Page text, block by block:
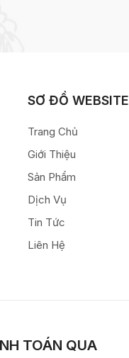
SƠ ĐỒ WEBSITE
Trang Chủ
Giới Thiệu
Sản Phẩm
Dịch Vụ
Tin Tức
Liên Hệ
TOÁN QUA